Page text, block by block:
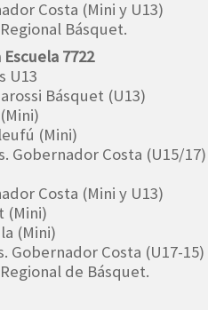
Costa (Mini y U13)
Básquet.
7722
U13
Básquet (U13)
(Mini)
Gobernador Costa (U15/17)
Costa (Mini y U13)
(Mini)
(Mini)
Gobernador Costa (U17-15)
de Básquet.